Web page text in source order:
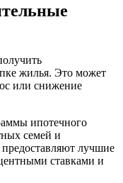
жилья. Это может
или снижение
ипотечного
семей и
лучшие
ставками и